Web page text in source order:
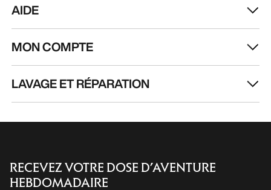
AIDE
MON COMPTE
LAVAGE ET RÉPARATION
RECEVEZ VOTRE DOSE D’AVENTURE
HEBDOMADAIRE